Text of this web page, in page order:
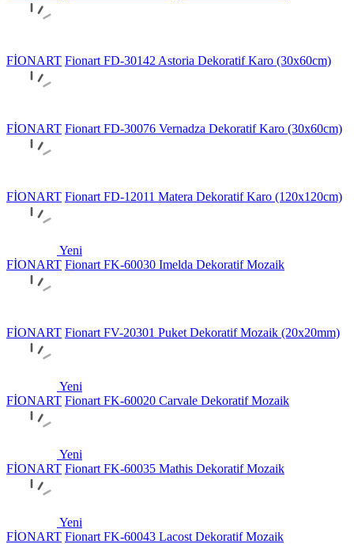
FİONART Fionart FD-30142 Astoria Dekoratif Karo (30x60cm)
FİONART Fionart FD-30076 Vernadza Dekoratif Karo (30x60cm)
FİONART Fionart FD-12011 Matera Dekoratif Karo (120x120cm)
Yeni
FİONART Fionart FK-60030 Imelda Dekoratif Mozaik
FİONART Fionart FV-20301 Puket Dekoratif Mozaik (20x20mm)
Yeni
FİONART Fionart FK-60020 Carvale Dekoratif Mozaik
Yeni
FİONART Fionart FK-60035 Mathis Dekoratif Mozaik
Yeni
FİONART Fionart FK-60043 Lacost Dekoratif Mozaik